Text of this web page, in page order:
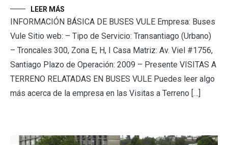
LEER MÁS
INFORMACIÓN BÁSICA DE BUSES VULE Empresa: Buses
Vule Sitio web: – Tipo de Servicio: Transantiago (Urbano)
– Troncales 300, Zona E, H, I Casa Matriz: Av. Viel #1756,
Santiago Plazo de Operación: 2009 – Presente VISITAS A
TERRENO RELATADAS EN BUSES VULE Puedes leer algo
más acerca de la empresa en las Visitas a Terreno […]